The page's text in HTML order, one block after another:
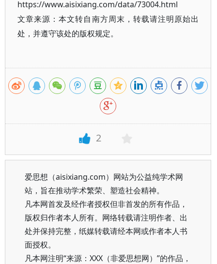
https://www.aisixiang.com/data/73004.html
文章来源：本文转自南方周末，转载请注明原始出
处，并遵守该处的版权规定。
2
爱思想（aisixiang.com）网站为公益纯学术网
站，旨在推动学术繁荣、塑造社会精神。
凡本网首发及经作者授权但非首发的所有作品，
版权归作者本人所有。网络转载请注明作者、出
处并保持完整，纸媒转载请经本网或作者本人书
面授权。
凡本网注明“来源：XXX（非爱思想网）”的作品，